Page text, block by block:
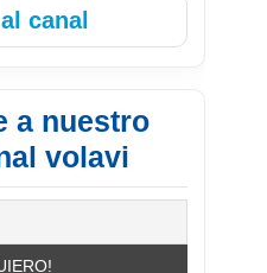
canal
a nuestro
volavi